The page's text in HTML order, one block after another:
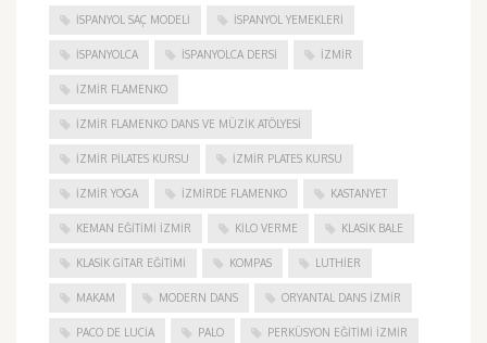
İSPANYOL SAÇ MODELI İSPANYOL YEMEKLERI
İSPANYOLCA İSPANYOLCA DERSI IZMIR
IZMIR FLAMENKO
İZMIR FLAMENKO DANS VE MÜZIK ATÖLYESI
İZMIR PILATES KURSU İZMIR PLATES KURSU
İZMIR YOGA IZMIRDE FLAMENKO KASTANYET
KEMAN EĞITIMI İZMIR KILO VERME KLASIK BALE
KLASIK GITAR EĞITIMI KOMPAS LUTHIER
MAKAM MODERN DANS ORYANTAL DANS İZMIR
PACO DE LUCIA PALO PERKÜSYON EĞITIMI İZMIR